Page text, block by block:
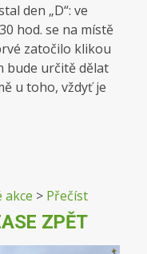
den „D“: ve
hod. se na místě
zatočilo klikou
bude určitě dělat
u toho, vždyť je
akce > Přečíst
ZPĚT